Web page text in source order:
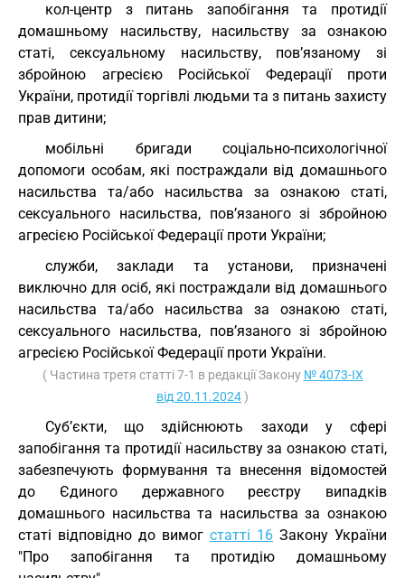
кол-центр з питань запобігання та протидії
домашньому насильству, насильству за ознакою
статі, сексуальному насильству, пов’язаному зі
збройною агресією Російської Федерації проти
України, протидії торгівлі людьми та з питань захисту
прав дитини;
мобільні бригади соціально-психологічної
допомоги особам, які постраждали від домашнього
насильства та/або насильства за ознакою статі,
сексуального насильства, пов’язаного зі збройною
агресією Російської Федерації проти України;
служби, заклади та установи, призначені
виключно для осіб, які постраждали від домашнього
насильства та/або насильства за ознакою статі,
сексуального насильства, пов’язаного зі збройною
агресією Російської Федерації проти України.
( Частина третя статті 7-1 в редакції Закону № 4073-IX
від 20.11.2024)
Суб’єкти, що здійснюють заходи у сфері
запобігання та протидії насильству за ознакою статі,
забезпечують формування та внесення відомостей
до Єдиного державного реєстру випадків
домашнього насильства та насильства за ознакою
статі відповідно до вимог статті 16 Закону України
"Про запобігання та протидію домашньому